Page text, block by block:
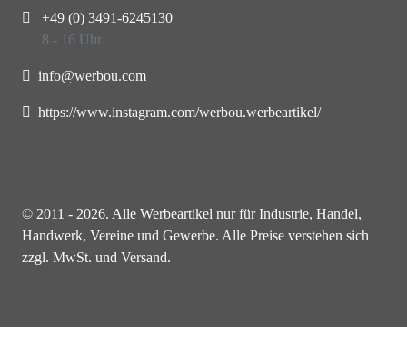
+49 (0) 3491-6245130
8 - 16 Uhr
info@werbou.com
https://www.instagram.com/werbou.werbeartikel/
© 2011 - 2026. Alle Werbeartikel nur für Industrie, Handel,
Handwerk, Vereine und Gewerbe. Alle Preise verstehen sich
zzgl. MwSt. und Versand.